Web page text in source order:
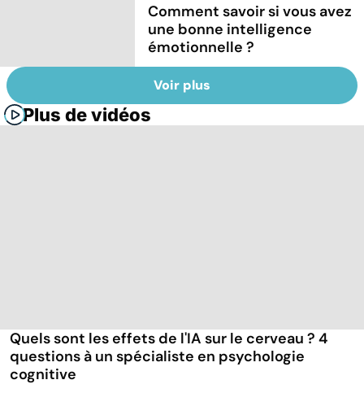
Comment savoir si vous avez
une bonne intelligence
émotionnelle ?
Voir plus
Plus de vidéos
Quels sont les effets de l'IA sur le cerveau ? 4
questions à un spécialiste en psychologie
cognitive